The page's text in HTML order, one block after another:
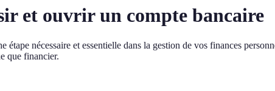
et ouvrir un compte bancaire
étape nécessaire et essentielle dans la gestion de vos finances
que financier.